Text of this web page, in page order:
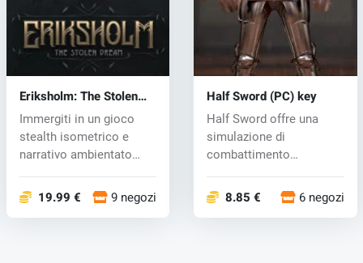
Eriksholm: The Stolen
Dream (PC) key
Immergiti in un gioco
stealth isometrico e
narrativo ambientato
19.99 € 9 negozi
Half Sword (PC) key
Half Sword offre una
simulazione di
combattimento
bas...8.85 € 6 negozi